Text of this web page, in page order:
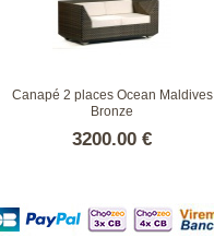
Canapé 2 places Ocean Maldives
Bronze
3200.00 €